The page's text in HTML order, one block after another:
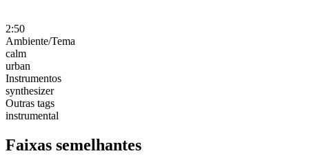
2:50
Ambiente/Tema
calm
urban
Instrumentos
synthesizer
Outras tags
instrumental
Faixas semelhantes